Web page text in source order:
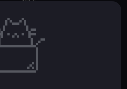
Букмекеры
CS 2